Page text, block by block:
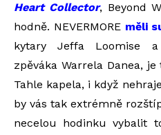
Heart Collector, Beyond
hodně. NEVERMORE měli
kytary Jeffa Loomise
zpěváka Warrela Danea,
Tahle kapela, i když
by vás tak extrémně
necelou hodinku vybalit